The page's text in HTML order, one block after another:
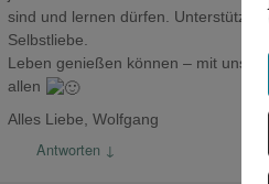
sind und lernen dürfen.
Selbstliebe.
Leben genießen können – mit
allen
Alles Liebe, Wolfgang
Antworten ↓